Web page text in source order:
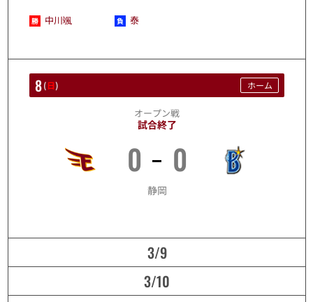
中川颯 泰
8(日) ホーム
オープン戦
試合終了
0 0
静岡
3/9
3/10